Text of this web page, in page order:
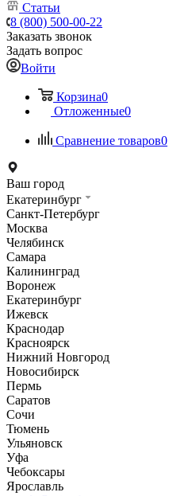
Статьи
8 (800) 500-00-22
Заказать звонок
Задать вопрос
Войти
Корзина0
Отложенные0
Сравнение товаров0
Ваш город
Екатеринбург
Санкт-Петербург
Москва
Челябинск
Самара
Калининград
Воронеж
Екатеринбург
Ижевск
Краснодар
Красноярск
Нижний Новгород
Новосибирск
Пермь
Саратов
Сочи
Тюмень
Ульяновск
Уфа
Чебоксары
Ярославль